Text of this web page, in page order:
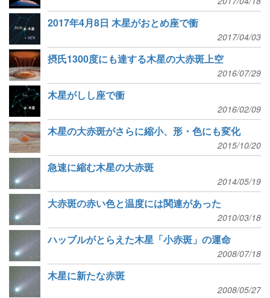
2017年4月8日 木星がおとめ座で衝
2017/04/03
摂氏1300度にも達する木星の大赤斑上空
2016/07/29
木星がしし座で衝
2016/02/09
木星の大赤斑がさらに縮小、形・色にも変化
2015/10/20
急速に縮む木星の大赤斑
2014/05/19
大赤斑の赤い色と温度には関連があった
2010/03/18
ハッブルがとらえた木星「小赤斑」の運命
2008/07/18
木星に新たな赤斑
2008/05/27